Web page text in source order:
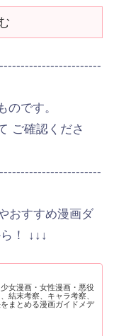
のです。
ご確認くださ
おすすめ漫画ダ
！ ↓↓↓
女漫画・女性漫画・悪役
結末考察、キャラ考察、
まとめる漫画ガイドメデ